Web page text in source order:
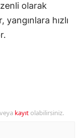
olarak
hızlı
kayıt olabilirsiniz.